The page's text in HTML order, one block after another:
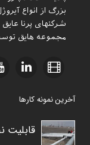
بزرگ از انواع
شرکتهای پرنا عایق
مجموعه هایق
آخرین نمونه کارها
قابلیت